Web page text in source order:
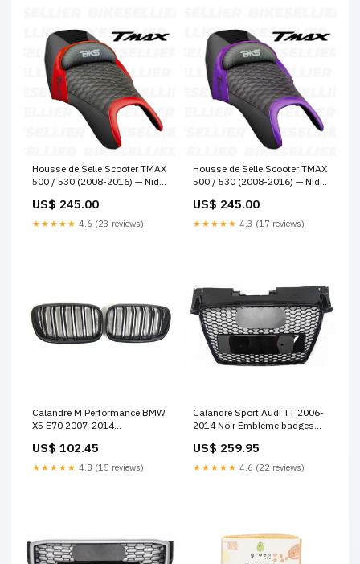
Housse de Selle Scooter TMAX
500 / 530 (2008-2016) — Nid
US$ 245.00
★★★★★ 4.6 (23 reviews)
Housse de Selle Scooter TMAX
500 / 530 (2008-2016) — Nid
US$ 245.00
★★★★★ 4.3 (17 reviews)
Calandre M Performance BMW
X5 E70 2007-2014
US$ 102.45
★★★★★ 4.8 (15 reviews)
Calandre Sport Audi TT 2006-
2014 Noir Embleme badges
US$ 259.95
★★★★★ 4.6 (22 reviews)